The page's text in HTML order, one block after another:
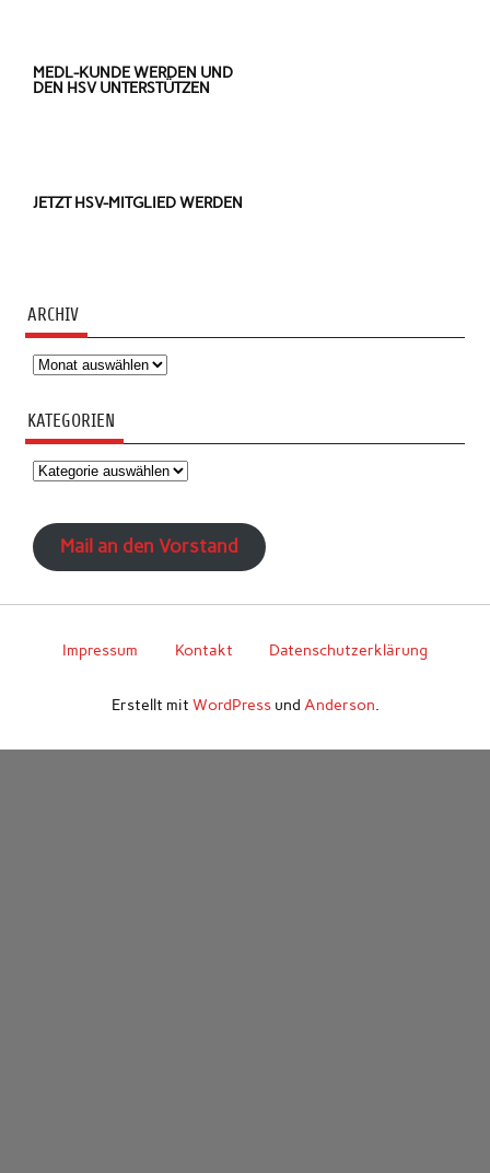
MEDL-KUNDE WERDEN UND
DEN HSV UNTERSTÜTZEN
JETZT HSV-MITGLIED WERDEN
ARCHIV
Archiv
KATEGORIEN
Kategorien
Mail an den Vorstand
Impressum Kontakt Datenschutzerklärung
Erstellt mit WordPressund Anderson